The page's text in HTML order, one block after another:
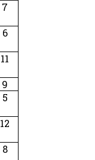
7
6
11
9
5
12
8